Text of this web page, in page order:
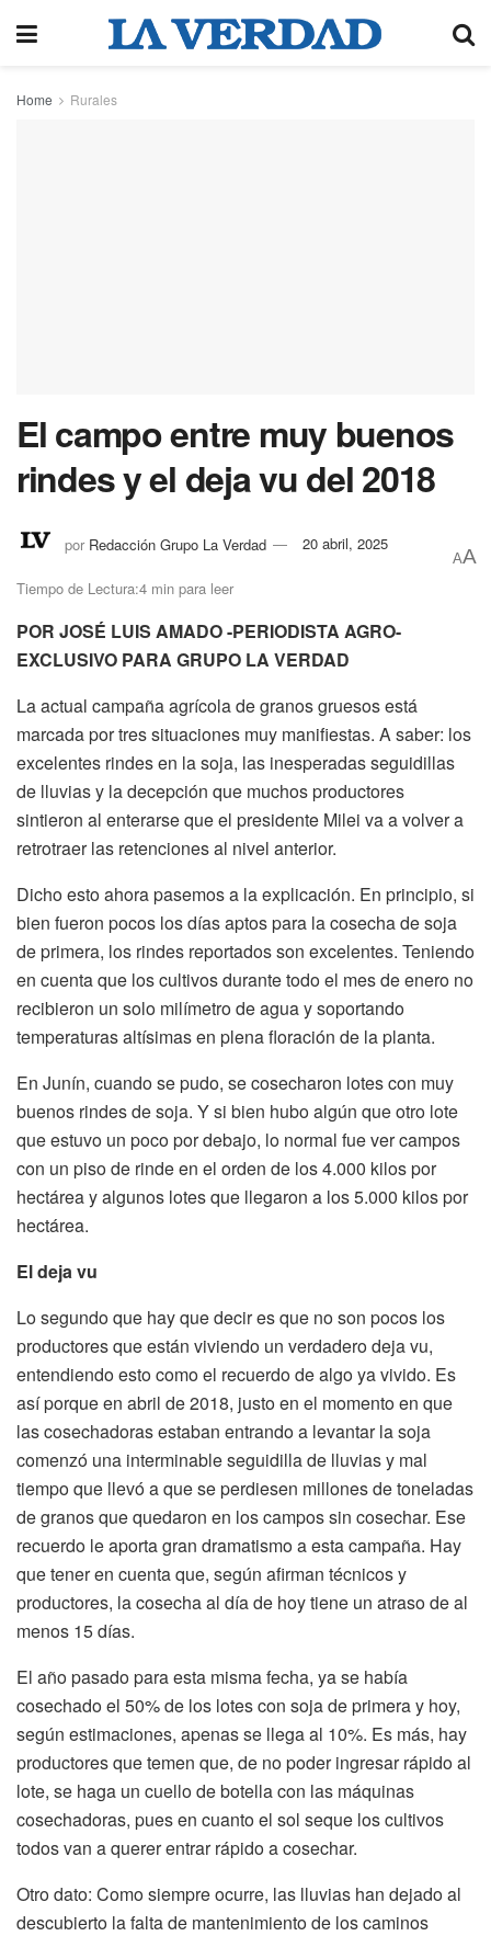
Home Rurales
El campo entre muy buenos
rindes y el deja vu del 2018
por Redacción Grupo La Verdad 20 abril, 2025
Tiempo de Lectura:4 min para leer
AA
POR JOSÉ LUIS AMADO -PERIODISTA AGRO-
EXCLUSIVO PARA GRUPO LA VERDAD
La actual campaña agrícola de granos gruesos está
marcada por tres situaciones muy manifiestas. A saber: los
excelentes rindes en la soja, las inesperadas seguidillas
de lluvias y la decepción que muchos productores
sintieron al enterarse que el presidente Milei va a volver a
retrotraer las retenciones al nivel anterior.
Dicho esto ahora pasemos a la explicación. En principio, si
bien fueron pocos los días aptos para la cosecha de soja
de primera, los rindes reportados son excelentes. Teniendo
en cuenta que los cultivos durante todo el mes de enero no
recibieron un solo milímetro de agua y soportando
temperaturas altísimas en plena floración de la planta.
En Junín, cuando se pudo, se cosecharon lotes con muy
buenos rindes de soja. Y si bien hubo algún que otro lote
que estuvo un poco por debajo, lo normal fue ver campos
con un piso de rinde en el orden de los 4.000 kilos por
hectárea y algunos lotes que llegaron a los 5.000 kilos por
hectárea.
El deja vu
Lo segundo que hay que decir es que no son pocos los
productores que están viviendo un verdadero deja vu,
entendiendo esto como el recuerdo de algo ya vivido. Es
así porque en abril de 2018, justo en el momento en que
las cosechadoras estaban entrando a levantar la soja
comenzó una interminable seguidilla de lluvias y mal
tiempo que llevó a que se perdiesen millones de toneladas
de granos que quedaron en los campos sin cosechar. Ese
recuerdo le aporta gran dramatismo a esta campaña. Hay
que tener en cuenta que, según afirman técnicos y
productores, la cosecha al día de hoy tiene un atraso de al
menos 15 días.
El año pasado para esta misma fecha, ya se había
cosechado el 50% de los lotes con soja de primera y hoy,
según estimaciones, apenas se llega al 10%. Es más, hay
productores que temen que, de no poder ingresar rápido al
lote, se haga un cuello de botella con las máquinas
cosechadoras, pues en cuanto el sol seque los cultivos
todos van a querer entrar rápido a cosechar.
Otro dato: Como siempre ocurre, las lluvias han dejado al
descubierto la falta de mantenimiento de los caminos